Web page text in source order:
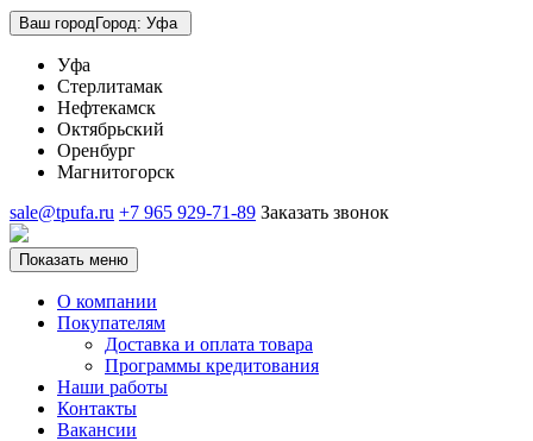
Ваш городГород: Уфа
Уфа
Стерлитамак
Нефтекамск
Октябрьский
Оренбург
Магнитогорск
sale@tpufa.ru +7 965 929-71-89 Заказать звонок
Показать меню
О компании
Покупателям
Доставка и оплата товара
Программы кредитования
Наши работы
Контакты
Вакансии